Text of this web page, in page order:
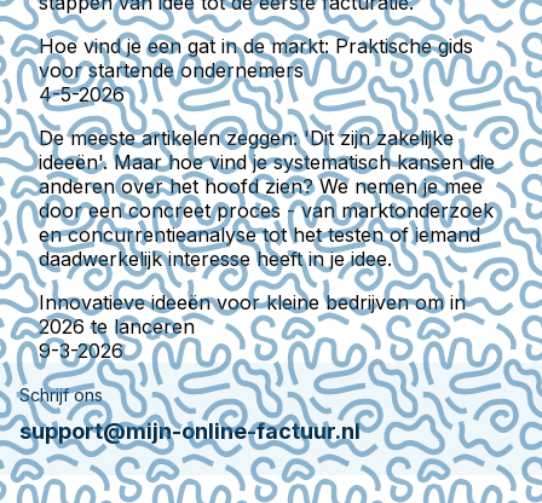
Hoe vind je een gat in de markt: Praktische gids
voor startende ondernemers
4-5-2026
De meeste artikelen zeggen: 'Dit zijn zakelijke
ideeën'. Maar hoe vind je systematisch kansen die
anderen over het hoofd zien? We nemen je mee
door een concreet proces - van marktonderzoek
en concurrentieanalyse tot het testen of iemand
daadwerkelijk interesse heeft in je idee.
Innovatieve ideeën voor kleine bedrijven om in
2026 te lanceren
9-3-2026
Schrijf ons
support@mijn-online-factuur.nl